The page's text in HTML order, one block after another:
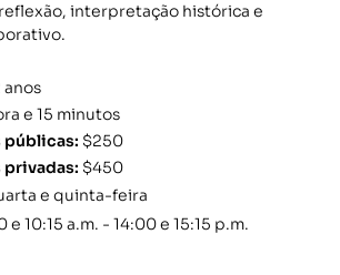
interpretação histórica e
anos
e 15 minutos
: $250
: $450
e quinta-feira
e 10:15 a.m. - 14:00 e 15:15 p.m.